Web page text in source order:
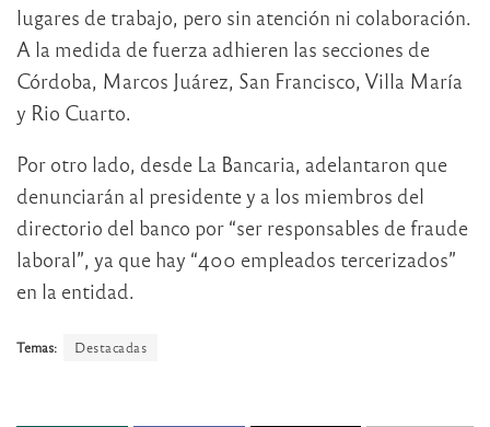
lugares de trabajo, pero sin atención ni colaboración.
A la medida de fuerza adhieren las secciones de
Córdoba, Marcos Juárez, San Francisco, Villa María
y Rio Cuarto.
Por otro lado, desde La Bancaria, adelantaron que
denunciarán al presidente y a los miembros del
directorio del banco por “ser responsables de fraude
laboral”, ya que hay “400 empleados tercerizados”
en la entidad.
Temas: Destacadas